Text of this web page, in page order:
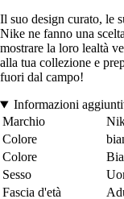
Il suo design curato, le
Nike ne fanno una
mostrare la loro lealtà
alla tua collezione e
fuori dal campo!
Informazioni
Marchio
Colore
Colore
Sesso
Fascia d'età